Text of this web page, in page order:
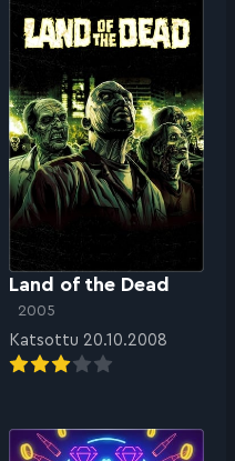
Land of the Dead
2005
Katsottu 20.10.2008